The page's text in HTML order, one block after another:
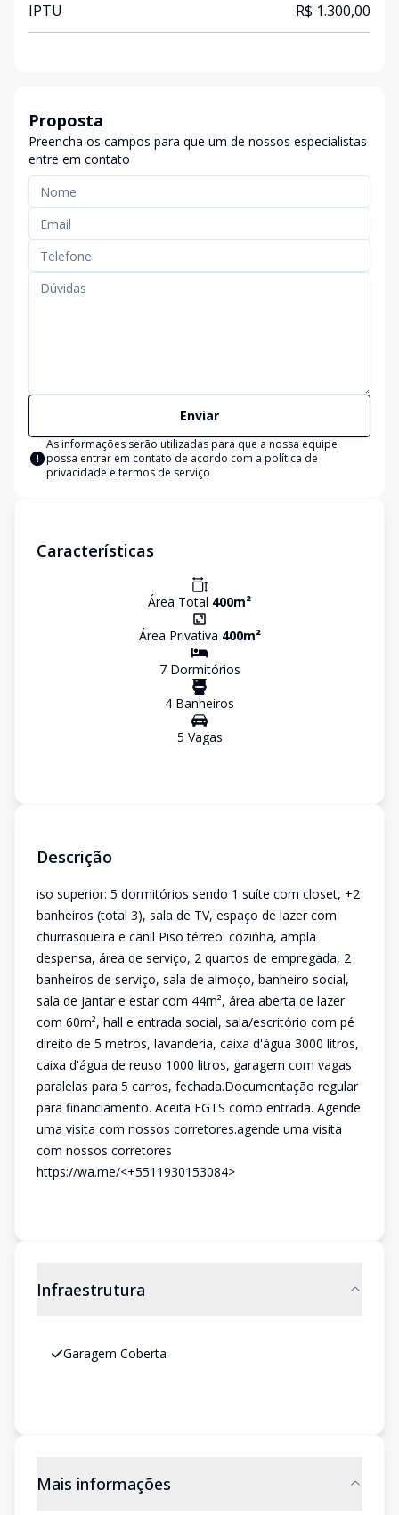
IPTU R$ 1.300,00
Proposta
Preencha os campos para que um de nossos especialistas
entre em contato
Enviar
As informações serão utilizadas para que a nossa equipe
possa entrar em contato de acordo com a política de
privacidade e termos de serviço
Características
Área Total 400m²
Área Privativa 400m²
7Dormitórios
4 Banheiros
5 Vagas
Descrição
iso superior: 5 dormitórios sendo 1 suíte com closet, +2
banheiros (total 3), sala de TV, espaço de lazer com
churrasqueira e canil Piso térreo: cozinha, ampla
despensa, área de serviço, 2 quartos de empregada, 2
banheiros de serviço, sala de almoço, banheiro social,
sala de jantar e estar com 44m², área aberta de lazer
com 60m², hall e entrada social, sala/escritório com pé
direito de 5 metros, lavanderia, caixa d'água 3000 litros,
caixa d'água de reuso 1000 litros, garagem com vagas
paralelas para 5 carros, fechada.Documentação regular
para financiamento. Aceita FGTS como entrada. Agende
uma visita com nossos corretores.agende uma visita
com nossos corretores
https://wa.me/<+5511930153084>
Infraestrutura
Garagem Coberta
Mais informações